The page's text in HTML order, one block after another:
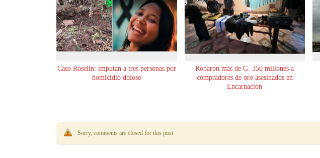
Caso Roselin: imputan a tres personas por
homicidio doloso
Robaron más de G. 350 millones a
compradores de oro asesinados en
Encarnación
Sorry, comments are closed for this post